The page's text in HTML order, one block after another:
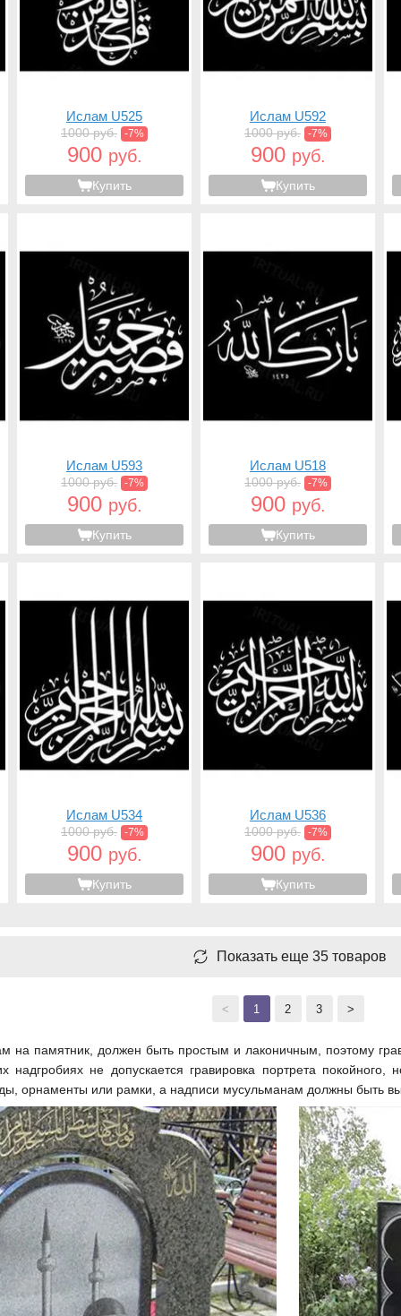
Ислам U525
1000 руб. -7%
900 руб.
Купить
Ислам U592
1000 руб. -7%
900 руб.
Купить
Ислам U593
1000 руб. -7%
900 руб.
Купить
Ислам U518
1000 руб. -7%
900 руб.
Купить
Ислам U534
1000 руб. -7%
900 руб.
Купить
Ислам U536
1000 руб. -7%
900 руб.
Купить
Показать еще 35 товаров
< 1 2 3 >
на памятник, должен быть простым и лаконичным, поэтому
надгробиях не допускается гравировка портрета
орнаменты или рамки, а надписи мусульманам должны быть